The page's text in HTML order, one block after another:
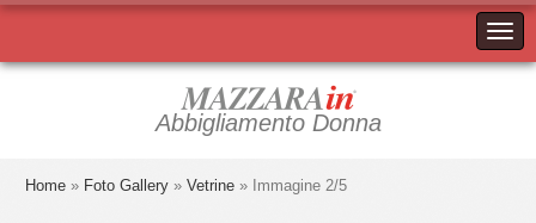
Abbigliamento Donna
Home » Foto Gallery » Vetrine » Immagine 2/5